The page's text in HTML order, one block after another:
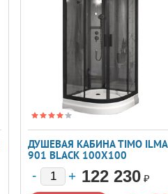
ДУШЕВАЯ КАБИНА TIMO ILMA
901 BLACK 100X100
122 230 ₽